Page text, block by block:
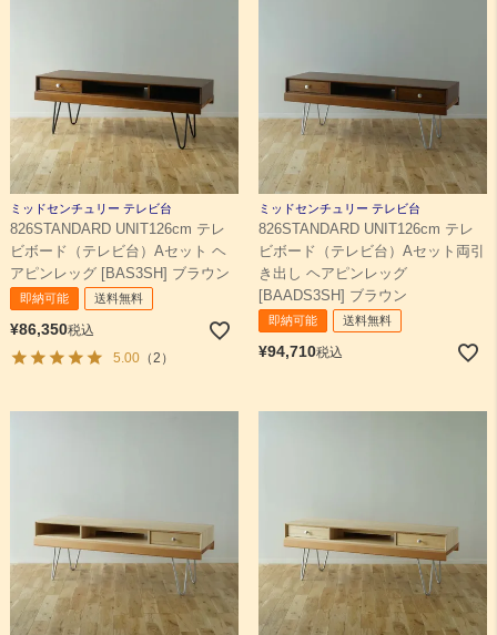
ミッドセンチュリー テレビ台
826STANDARD UNIT126cm テレ
ビボード（テレビ台）Aセット ヘ
アピンレッグ [BAS3SH] ブラウン
即納可能 送料無料
¥86,350税込
5.00（2）
ミッドセンチュリー テレビ台
826STANDARD UNIT126cm テレ
ビボード（テレビ台）Aセット両引
き出し ヘアピンレッグ
[BAADS3SH] ブラウン
即納可能 送料無料
¥94,710税込